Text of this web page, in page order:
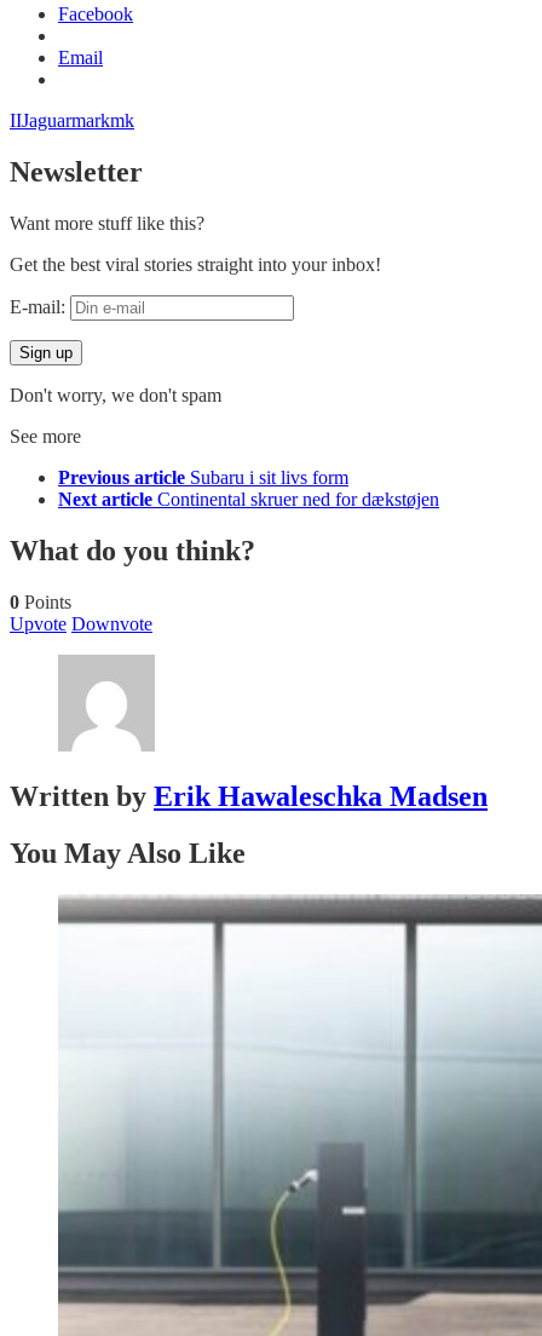
Facebook
Email
IIJaguarmarkmk
Newsletter
Want more stuff like this?
Get the best viral stories straight into your inbox!
E-mail:
Don't worry, we don't spam
See more
Previous article Subaru i sit livs form
Next article Continental skruer ned for dækstøjen
What do you think?
0 Points
Upvote Downvote
Written by Erik Hawaleschka Madsen
You May Also Like